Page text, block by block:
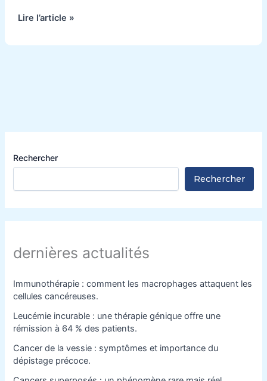
Lire l’article »
Rechercher
Rechercher
dernières actualités
Immunothérapie : comment les macrophages attaquent les
cellules cancéreuses.
Leucémie incurable : une thérapie génique offre une
rémission à 64 % des patients.
Cancer de la vessie : symptômes et importance du
dépistage précoce.